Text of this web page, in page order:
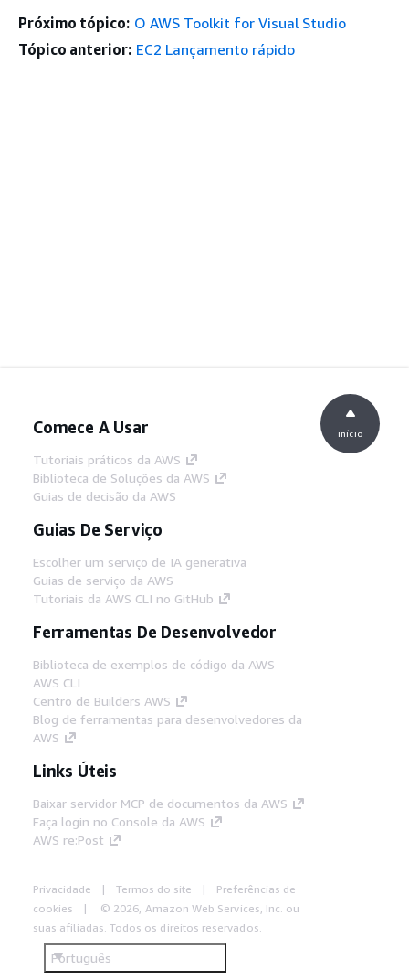
Próximo tópico: O AWS Toolkit for Visual Studio
Tópico anterior: EC2 Lançamento rápido
Comece A Usar
Tutoriais práticos da AWS
Biblioteca de Soluções da AWS
Guias de decisão da AWS
Guias De Serviço
Escolher um serviço de IA generativa
Guias de serviço da AWS
Tutoriais da AWS CLI no GitHub
Ferramentas De Desenvolvedor
Biblioteca de exemplos de código da AWS
AWS CLI
Centro de Builders AWS
Blog de ferramentas para desenvolvedores da
AWS
Links Úteis
Baixar servidor MCP de documentos da AWS
Faça login no Console da AWS
AWS re:Post
Privacidade Termos do site
Preferências de
cookies
© 2026, Amazon Web Services, Inc. ou
suas afiliadas. Todos os direitos reservados.
Português
início